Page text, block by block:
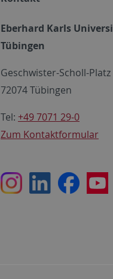
Eberhard Karls
Tübingen
Geschwister-Scholl-Platz
72074 Tübingen
Tel: +49 7071 29-0
Zum Kontaktformular
InstagramLinkedInFacebook